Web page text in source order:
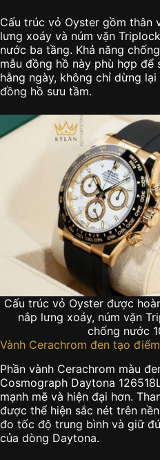
Cấu trúc vỏ Oyster gồm thân
lưng xoáy và núm vặn
nước ba tầng. Khả năng
mẫu đồng hồ này phù hợp để
hằng ngày, không chỉ dừng
đồng hồ sưu tầm.
Cấu trúc vỏ Oyster được
nắp lưng xoáy, núm vặn
chống nước
Vành Cerachrom đen tạo
Phần vành Cerachrom màu
Cosmograph Daytona
mạnh mẽ và hiện đại hơn.
được thể hiện sắc nét trên
đo tốc độ trung bình và giữ
của dòng Daytona.